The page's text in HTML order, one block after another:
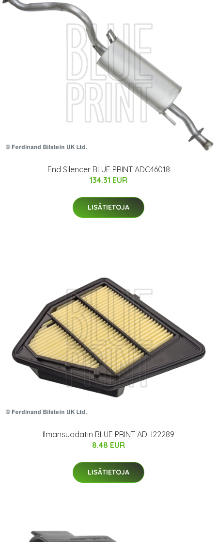
End Silencer BLUE PRINT ADC46018
134.31 EUR
LISÄTIETOJA
Ilmansuodatin BLUE PRINT ADH22289
8.48 EUR
LISÄTIETOJA